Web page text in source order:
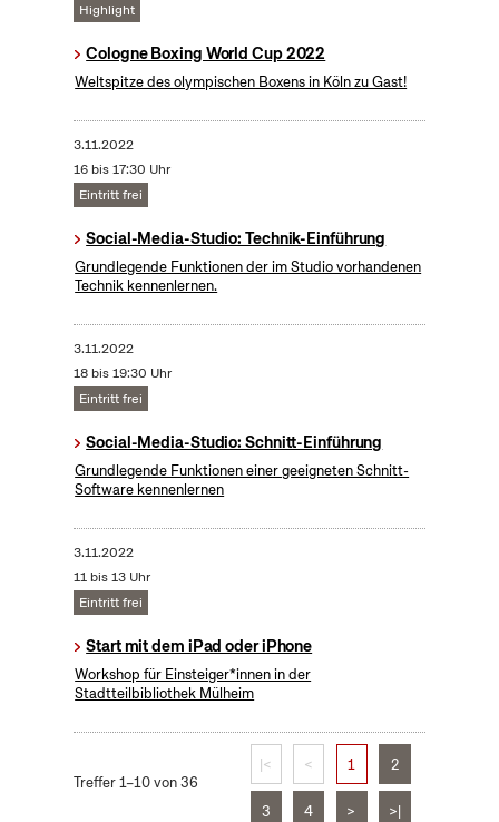
Highlight
Cologne Boxing World Cup 2022
Weltspitze des olympischen Boxens in Köln zu Gast!
3.11.2022
16 bis 17:30 Uhr
Eintritt frei
Social-Media-Studio: Technik-Einführung
Grundlegende Funktionen der im Studio vorhandenen
Technik kennenlernen.
3.11.2022
18 bis 19:30 Uhr
Eintritt frei
Social-Media-Studio: Schnitt-Einführung
Grundlegende Funktionen einer geeigneten Schnitt-
Software kennenlernen
3.11.2022
11 bis 13 Uhr
Eintritt frei
Start mit dem iPad oder iPhone
Workshop für Einsteiger*innen in der
Stadtteilbibliothek Mülheim
Treffer 1–10 von 36
|< < 1 2
3 4 > >|